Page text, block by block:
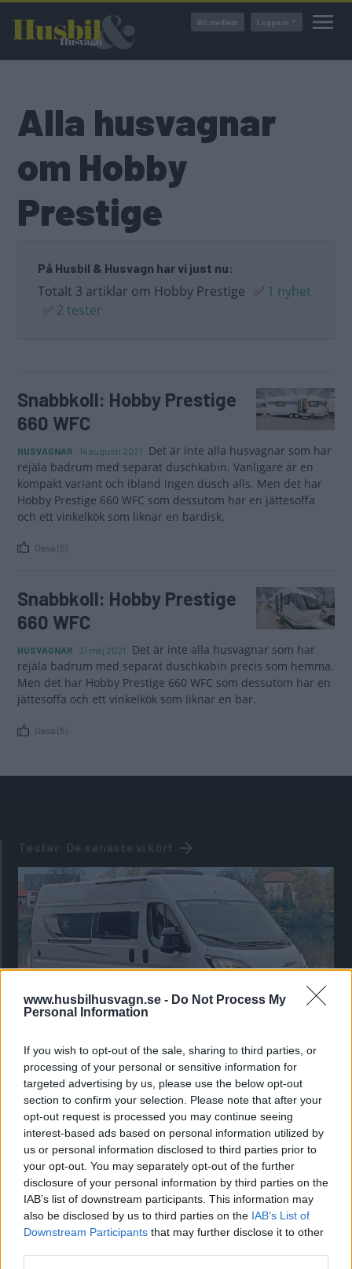
www.husbilhusvagn.se - Do Not Process My
Personal Information
If you wish to opt-out of the sale, sharing to third parties, or
processing of your personal or sensitive information for
targeted advertising by us, please use the below opt-out
section to confirm your selection. Please note that after your
opt-out request is processed you may continue seeing
interest-based ads based on personal information utilized by
us or personal information disclosed to third parties prior to
your opt-out. You may separately opt-out of the further
disclosure of your personal information by third parties on the
IAB’s list of downstream participants. This information may
also be disclosed by us to third parties on the IAB’s List of
Downstream Participants that may further disclose it to other
huvudinnehåll
Bli medlem Logga in
Alla husvagnar
om Hobby
Prestige
På Husbil & Husvagn har vi just nu:
Totalt 3 artiklar om Hobby Prestige ✅ 1 nyhet
✅ 2 tester
Snabbkoll: Hobby Prestige
660 WFC
HUSVAGNAR 14 augusti 2021
Det är inte alla husvagnar som har
rejäla badrum med separat duschkabin. Vanligare är en
kompakt variant och ibland ingen dusch alls. Men det har
Hobby Prestige 660 WFC som dessutom har en jättesoffa
och ett vinkelkök som liknar en bardisk.
Gasa (5)
Snabbkoll: Hobby Prestige
660 WFC
HUSVAGNAR 31 maj 2021
Det är inte alla husvagnar som har
rejäla badrum med separat duschkabin precis som hemma.
Men det har Hobby Prestige 660 WFC som dessutom har en
jättesoffa och ett vinkelkök som liknar en bar.
Gasa (5)
Så bra är nya Karmann-Mobil
Här har vi en kort plåtis som känns större invändigt än
utvändigt.